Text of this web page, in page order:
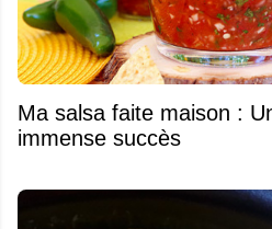
Ma salsa faite maison :
immense succès